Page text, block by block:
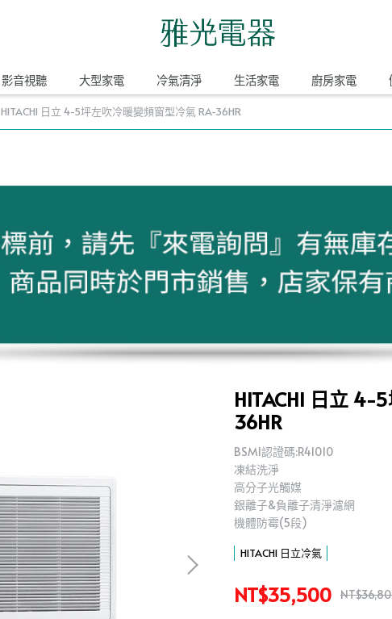
影音視聽 大型家電 冷氣清淨 生活家電 廚房家電
HITACHI 日立 4-5坪左吹冷暖變頻窗型冷氣 RA-36HR
HITACHI 日立 4-
36HR
BSMI認證碼:R41010
凍結洗淨
高分子光觸媒
銀離子&負離子清淨濾網
機體防霉(5段)
HITACHI 日立冷氣
NT$35,500